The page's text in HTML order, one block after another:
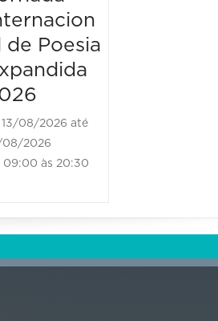
de Poesia
13/08/2026 até
08/2026
às 20:30